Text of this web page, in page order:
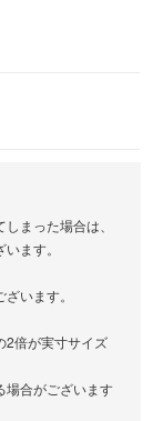
まった場合は、
ます。
います。
2倍が実寸サイズ
場合がございます